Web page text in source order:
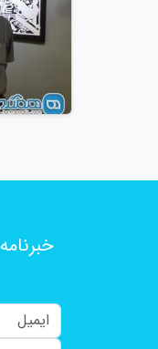
خبرنامه